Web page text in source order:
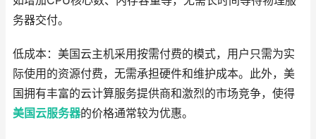
务器交付。
低成本：美国云主机采用按需付费的模式，用户只需为实
际使用的资源付费，无需承担硬件和维护成本。此外，美
国拥有丰富的云计算服务提供商和激烈的市场竞争，使得
美国云服务器的价格通常较为优惠。